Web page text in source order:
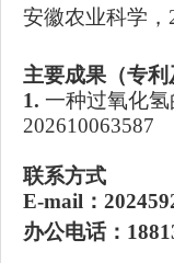
安徽农业科学，
主要成果（专利
1. 一种过氧化
202610063587
联系方式
E-mail：
办公电话：